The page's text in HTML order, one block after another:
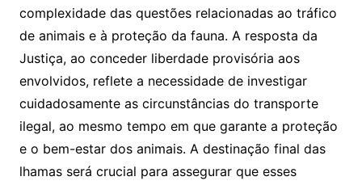
complexidade das questões relacionadas ao tráfico
de animais e à proteção da fauna. A resposta da
Justiça, ao conceder liberdade provisória aos
envolvidos, reflete a necessidade de investigar
cuidadosamente as circunstâncias do transporte
ilegal, ao mesmo tempo em que garante a proteção
e o bem-estar dos animais. A destinação final das
lhamas será crucial para assegurar que esses